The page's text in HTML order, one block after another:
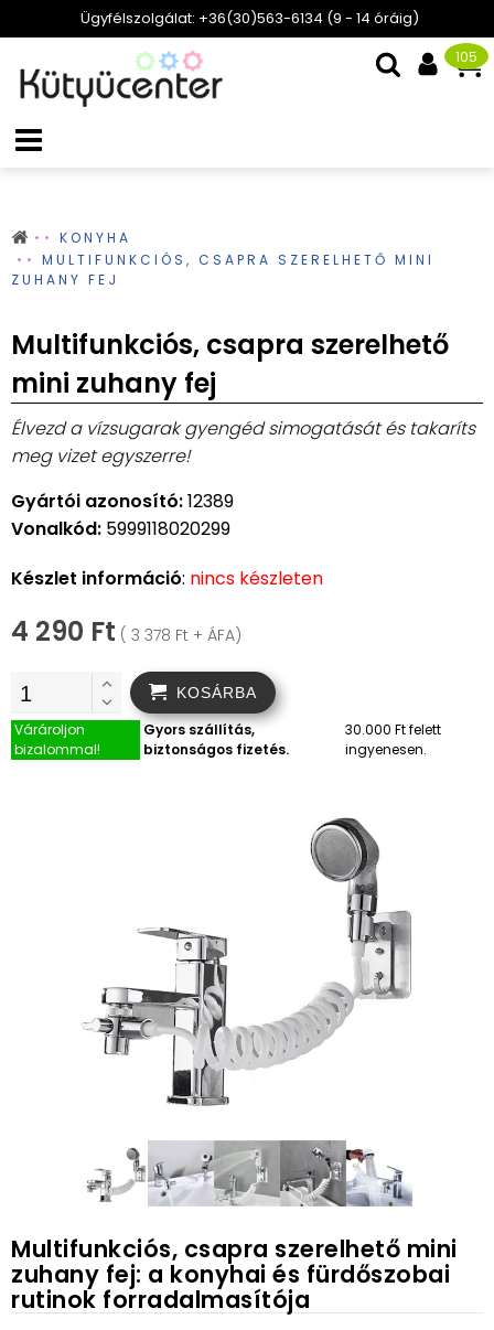
Ügyfélszolgálat: +36(30)563-6134 (9 - 14 óráig)
105
KONYHA
MULTIFUNKCIÓS, CSAPRA SZERELHETŐ MINI
ZUHANY FEJ
Multifunkciós, csapra szerelhető
mini zuhany fej
Élvezd a vízsugarak gyengéd simogatását és takaríts
meg vizet egyszerre!
Gyártói azonosító:12389
Vonalkód: 5999118020299
Készlet információ: nincs készleten
4 290 Ft ( 3 378 Ft + ÁFA)
KOSÁRBA
Várároljon
bizalommal!
Gyors szállítás,
biztonságos fizetés.
30.000 Ft felett
ingyenesen.
Multifunkciós, csapra szerelhető mini
zuhany fej: a konyhai és fürdőszobai
rutinok forradalmasítója